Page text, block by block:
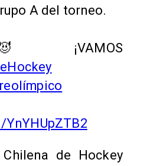
A del torneo.
de Hockey